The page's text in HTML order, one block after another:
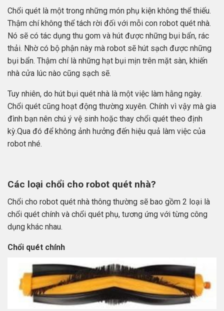
Chổi quét là một trong những món phụ kiện không thể thiếu.
Thậm chí không thể tách rời đối với mỗi con robot quét nhà.
Nó sẽ có tác dụng thu gom và hút được những bụi bẩn, rác
thải. Nhờ có bộ phận này mà robot sẽ hút sạch được những
bụi bẩn. Thậm chí là những hạt bụi mịn trên mặt sàn, khiến
nhà cửa lúc nào cũng sạch sẽ.
Tuy nhiên, do hút bụi quét nhà là một việc làm hằng ngày.
Chổi quét cũng hoạt động thường xuyên. Chính vì vậy mà gia
đình bạn nên chú ý vệ sinh hoặc thay chổi quét theo định
kỳ.Qua đó để không ảnh hưởng đến hiệu quả làm việc của
robot nhé.
Các loại chổi cho robot quét nhà?
Chổi cho robot quét nhà thông thường sẽ bao gồm 2 loại là
chổi quét chính và chổi quét phụ, tương ứng với từng công
dụng khác nhau.
Chổi quét chính